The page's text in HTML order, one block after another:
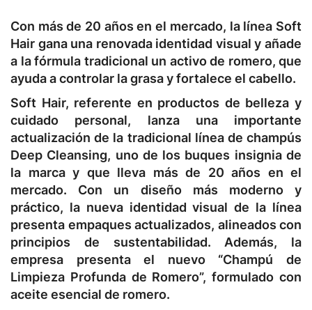
Con más de 20 años en el mercado, la línea Soft
Hair gana una renovada identidad visual y añade
a la fórmula tradicional un activo de romero, que
ayuda a controlar la grasa y fortalece el cabello.
Soft Hair, referente en productos de belleza y
cuidado personal, lanza una importante
actualización de la tradicional línea de champús
Deep Cleansing, uno de los buques insignia de
la marca y que lleva más de 20 años en el
mercado. Con un diseño más moderno y
práctico, la nueva identidad visual de la línea
presenta empaques actualizados, alineados con
principios de sustentabilidad. Además, la
empresa presenta el nuevo “Champú de
Limpieza Profunda de Romero”, formulado con
aceite esencial de romero.